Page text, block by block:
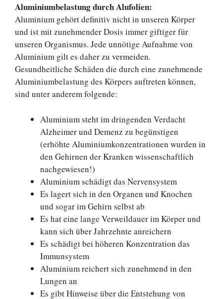
Aluminiumbelastung durch Alufolien:
Aluminium gehört definitiv nicht in unseren Körper
und ist mit zunehmender Dosis immer giftiger für
unseren Organismus. Jede unnötige Aufnahme von
Aluminium gilt es daher zu vermeiden.
Gesundheitliche Schäden die durch eine zunehmende
Aluminiumbelastung des Körpers auftreten können,
sind unter anderem folgende:
Aluminium steht im dringenden Verdacht
Alzheimer und Demenz zu begünstigen
(erhöhte Aluminiumkonzentrationen wurden in
den Gehirnen der Kranken wissenschaftlich
nachgewiesen!)
Aluminium schädigt das Nervensystem
Es lagert sich in den Organen und Knochen
und sogar im Gehirn selbst ab
Es hat eine lange Verweildauer im Körper und
kann sich über Jahrzehnte anreichern
Es schädigt bei höheren Konzentration das
Immunsystem
Aluminium reichert sich zunehmend in den
Lungen an
Es gibt Hinweise über die Entstehung von